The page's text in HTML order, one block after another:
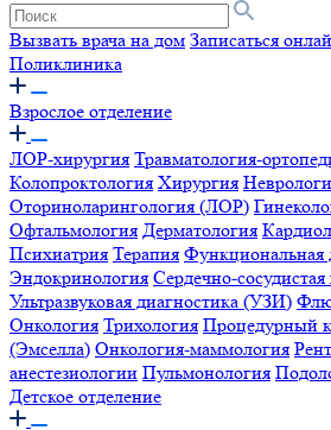
Вызвать врача на дом Записаться
Поликлиника
Взрослое отделение
ЛОР-хирургия Травматология-
Колопроктология Хирургия
Оториноларингология (ЛОР)
Офтальмология Дерматология
Психиатрия Терапия Функциональная
Эндокринология Сердечно-
Ультразвуковая диагностика (УЗИ)
Онкология Трихология Процедурный
(Эмселла) Онкология-маммология
анестезиологии Пульмонология
Детское отделение